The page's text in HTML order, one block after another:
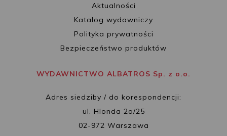
Aktualności
Katalog wydawniczy
Polityka prywatności
Bezpieczeństwo produktów
WYDAWNICTWO ALBATROS Sp. z o.o.
Adres siedziby / do korespondencji:
ul. Hlonda 2a/25
02-972 Warszawa